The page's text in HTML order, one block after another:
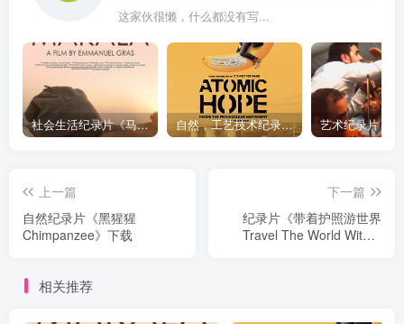
这家伙很懒，什么都没有写...
社会生活纪录片《马加拉 Makala》下载 自然，工艺技术纪录片《原子能的希望 Atomic Hope – Inside the Pro-Nuclear Movement》下载
上一篇
自然纪录片《黑猩猩
Chimpanzee》下载
下一篇
纪录片《带着护照游世界
Travel The World With A
相关推荐